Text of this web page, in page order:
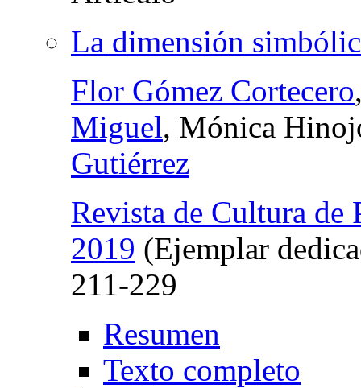
La dimensión
Flor Gómez Cortecero
Miguel, Mónica
Gutiérrez
Revista de Cultura de
2019 (Ejemplar
211-229
Resumen
Texto completo